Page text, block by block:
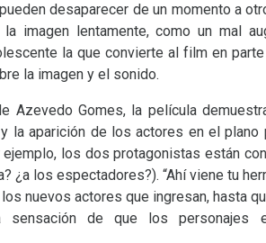
desaparecer de un momento a
imagen lentamente, como un mal
la que convierte al film en
la imagen y el sonido.
Gomes, la película demuestra
la aparición de los actores en el
los dos protagonistas están
¿a los espectadores?). “Ahí viene tu
nuevos actores que ingresan, hasta
de que los personajes